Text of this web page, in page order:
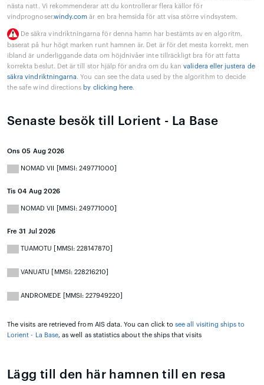
nästa natt. Vi rekommenderar att du kontrollerar flera källor för
vindprognoser.windy.com är en bra hemsida för att visa större vindsystem.
De säkra vindriktningarna för denna hamn har bestämts av en algoritm,
baserat på hur högt marken runt hamnen är. Det är för det mesta korrekt, men
ibland är underliggande data om höjdnivåer inte tillräckligt bra för att fatta
korrekta beslut. Det är till stor hjälp för andra om du kanvalidera eller justera de
säkra vindriktningarna. You can see the data used by the algorithm to decide
the safe wind directions by clicking here.
Senaste besök till Lorient - La Base
Ons 05 Aug 2026
NOMAD VII [MMSI: 249771000]
Tis 04 Aug 2026
NOMAD VII [MMSI: 249771000]
Fre 31 Jul 2026
TUAMOTU [MMSI: 228147870]
VANUATU [MMSI: 228216210]
ANDROMEDE [MMSI: 227949220]
The visits are retrieved from AIS data. You can click tosee all visiting ships to
Lorient - La Base, as well as statistics about the ships that visits
Lägg till den här hamnen till en resa